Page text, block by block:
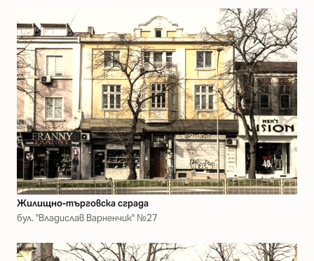
Жилищно-търговска сграда
бул. "Владислав Варненчик" №27